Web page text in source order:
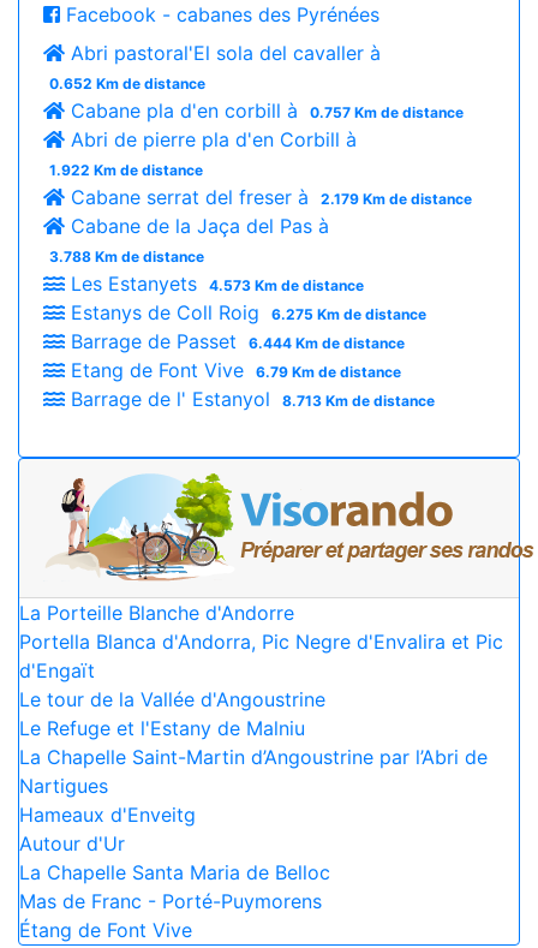
Facebook - cabanes des Pyrénées
Abri pastoral'El sola del cavaller à
0.652 Km de distance
Cabane pla d'en corbill à 0.757 Km de distance
Abri de pierre pla d'en Corbill à
1.922 Km de distance
Cabane serrat del freser à 2.179 Km de distance
Cabane de la Jaça del Pas à
3.788 Km de distance
Les Estanyets 4.573 Km de distance
Estanys de Coll Roig 6.275 Km de distance
Barrage de Passet 6.444 Km de distance
Etang de Font Vive 6.79 Km de distance
Barrage de l' Estanyol 8.713 Km de distance
La Porteille Blanche d'Andorre
Portella Blanca d'Andorra, Pic Negre d'Envalira et Pic
d'Engaït
Le tour de la Vallée d'Angoustrine
Le Refuge et l'Estany de Malniu
La Chapelle Saint-Martin d’Angoustrine par l’Abri de
Nartigues
Hameaux d'Enveitg
Autour d'Ur
La Chapelle Santa Maria de Belloc
Mas de Franc - Porté-Puymorens
Étang de Font Vive